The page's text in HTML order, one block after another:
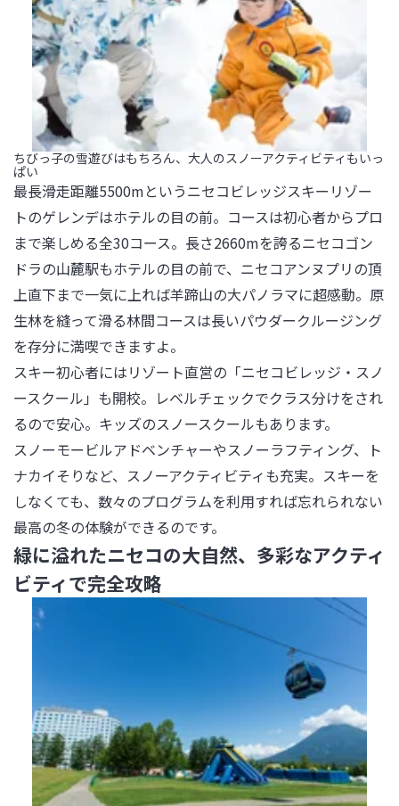
ちびっ子の雪遊びはもちろん、大人のスノーアクティビティもいっ
ぱい
最長滑走距離5500mというニセコビレッジスキーリゾー
トのゲレンデはホテルの目の前。コースは初心者からプロ
まで楽しめる全30コース。長さ2660mを誇るニセコゴン
ドラの山麓駅もホテルの目の前で、ニセコアンヌプリの頂
上直下まで一気に上れば羊蹄山の大パノラマに超感動。原
生林を縫って滑る林間コースは長いパウダークルージング
を存分に満喫できますよ。
スキー初心者にはリゾート直営の「ニセコビレッジ・スノ
ースクール」も開校。レベルチェックでクラス分けをされ
るので安心。キッズのスノースクールもあります。
スノーモービルアドベンチャーやスノーラフティング、ト
ナカイそりなど、スノーアクティビティも充実。スキーを
しなくても、数々のプログラムを利用すれば忘れられない
最高の冬の体験ができるのです。
緑に溢れたニセコの大自然、多彩なアクティ
ビティで完全攻略